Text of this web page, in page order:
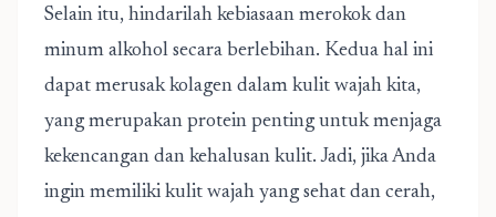
Selain itu, hindarilah kebiasaan merokok dan
minum alkohol secara berlebihan. Kedua hal ini
dapat merusak kolagen dalam kulit wajah kita,
yang merupakan protein penting untuk menjaga
kekencangan dan kehalusan kulit. Jadi, jika Anda
ingin memiliki kulit wajah yang sehat dan cerah,